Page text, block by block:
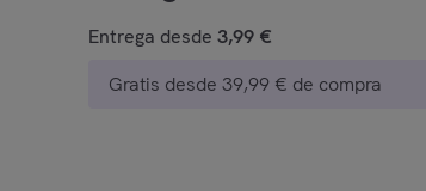
Entrega desde 3,99 €
Gratis desde 39,99 € de compra